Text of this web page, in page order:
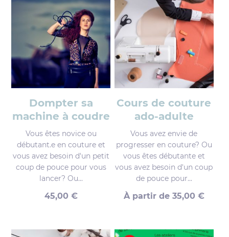
Dompter sa
machine à coudre
Vous êtes novice ou
débutant.e en couture et
vous avez besoin d'un petit
coup de pouce pour vous
lancer? Ou...
45,00 €
Cours de couture
ado-adulte
Vous avez envie de
progresser en couture? Ou
vous êtes débutante et
vous avez besoin d'un coup
de pouce pour...
À partir de 35,00 €